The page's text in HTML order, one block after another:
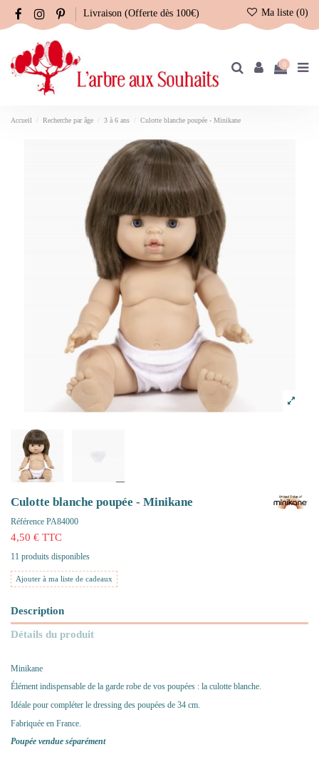
Livraison (Offerte dès 100€) Ma liste (0)
0
Accueil Recherche par âge 3 à 6 ans Culotte blanche poupée - Minikane
Culotte blanche poupée - Minikane
Référence PA84000
4,50 € TTC
11 produits disponibles
Ajouter à ma liste de cadeaux
Description
Détails du produit
Minikane
Élément indispensable de la garde robe de vos poupées : la culotte blanche.
Idéale pour compléter le dressing des poupées de 34 cm.
Fabriquée en France.
Poupée vendue séparément